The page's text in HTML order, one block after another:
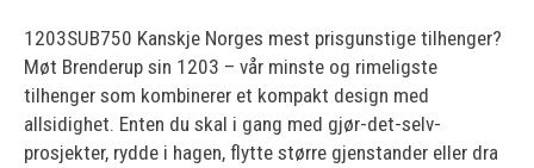
1203SUB750 Kanskje Norges mest prisgunstige tilhenger?
Møt Brenderup sin 1203 – vår minste og rimeligste
tilhenger som kombinerer et kompakt design med
allsidighet. Enten du skal i gang med gjør-det-selv-
prosjekter, rydde i hagen, flytte større gjenstander eller dra